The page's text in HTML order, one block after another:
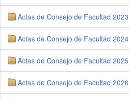
Actas de Consejo de Facultad 2023
Actas de Consejo de Facultad 2024
Actas de Consejo de Facultad 2025
Actas de Consejo de Facultad 2026